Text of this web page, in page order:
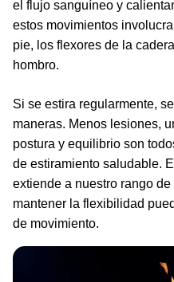
el flujo sanguíneo y
estos movimientos
pie, los flexores de la
hombro.
Si se estira regularmente,
maneras. Menos lesiones,
postura y equilibrio son
de estiramiento saludable.
extiende a nuestro rango
mantener la flexibilidad
de movimiento.